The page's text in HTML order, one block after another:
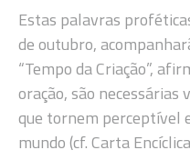
Estas palavras
de outubro,
“Tempo da Criação”,
oração, são necessárias
que tornem perceptível
mundo (cf. Carta